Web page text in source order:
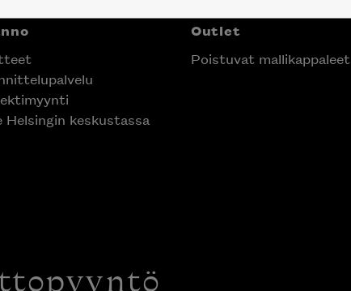
Helsingin keskustassa
Outlet
Poistuvat mallikappaleet